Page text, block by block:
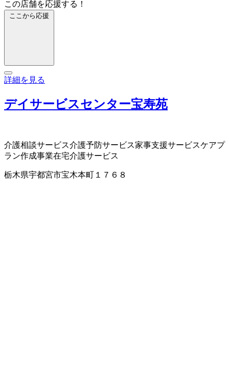
この店舗を応援する！
ここから応援
詳細を見る
デイサービスセンター宝寿苑
介護相談サービス介護予防サービス家事支援サービスケアプ
ラン作成事業在宅介護サービス
栃木県宇都宮市宝木本町１７６８